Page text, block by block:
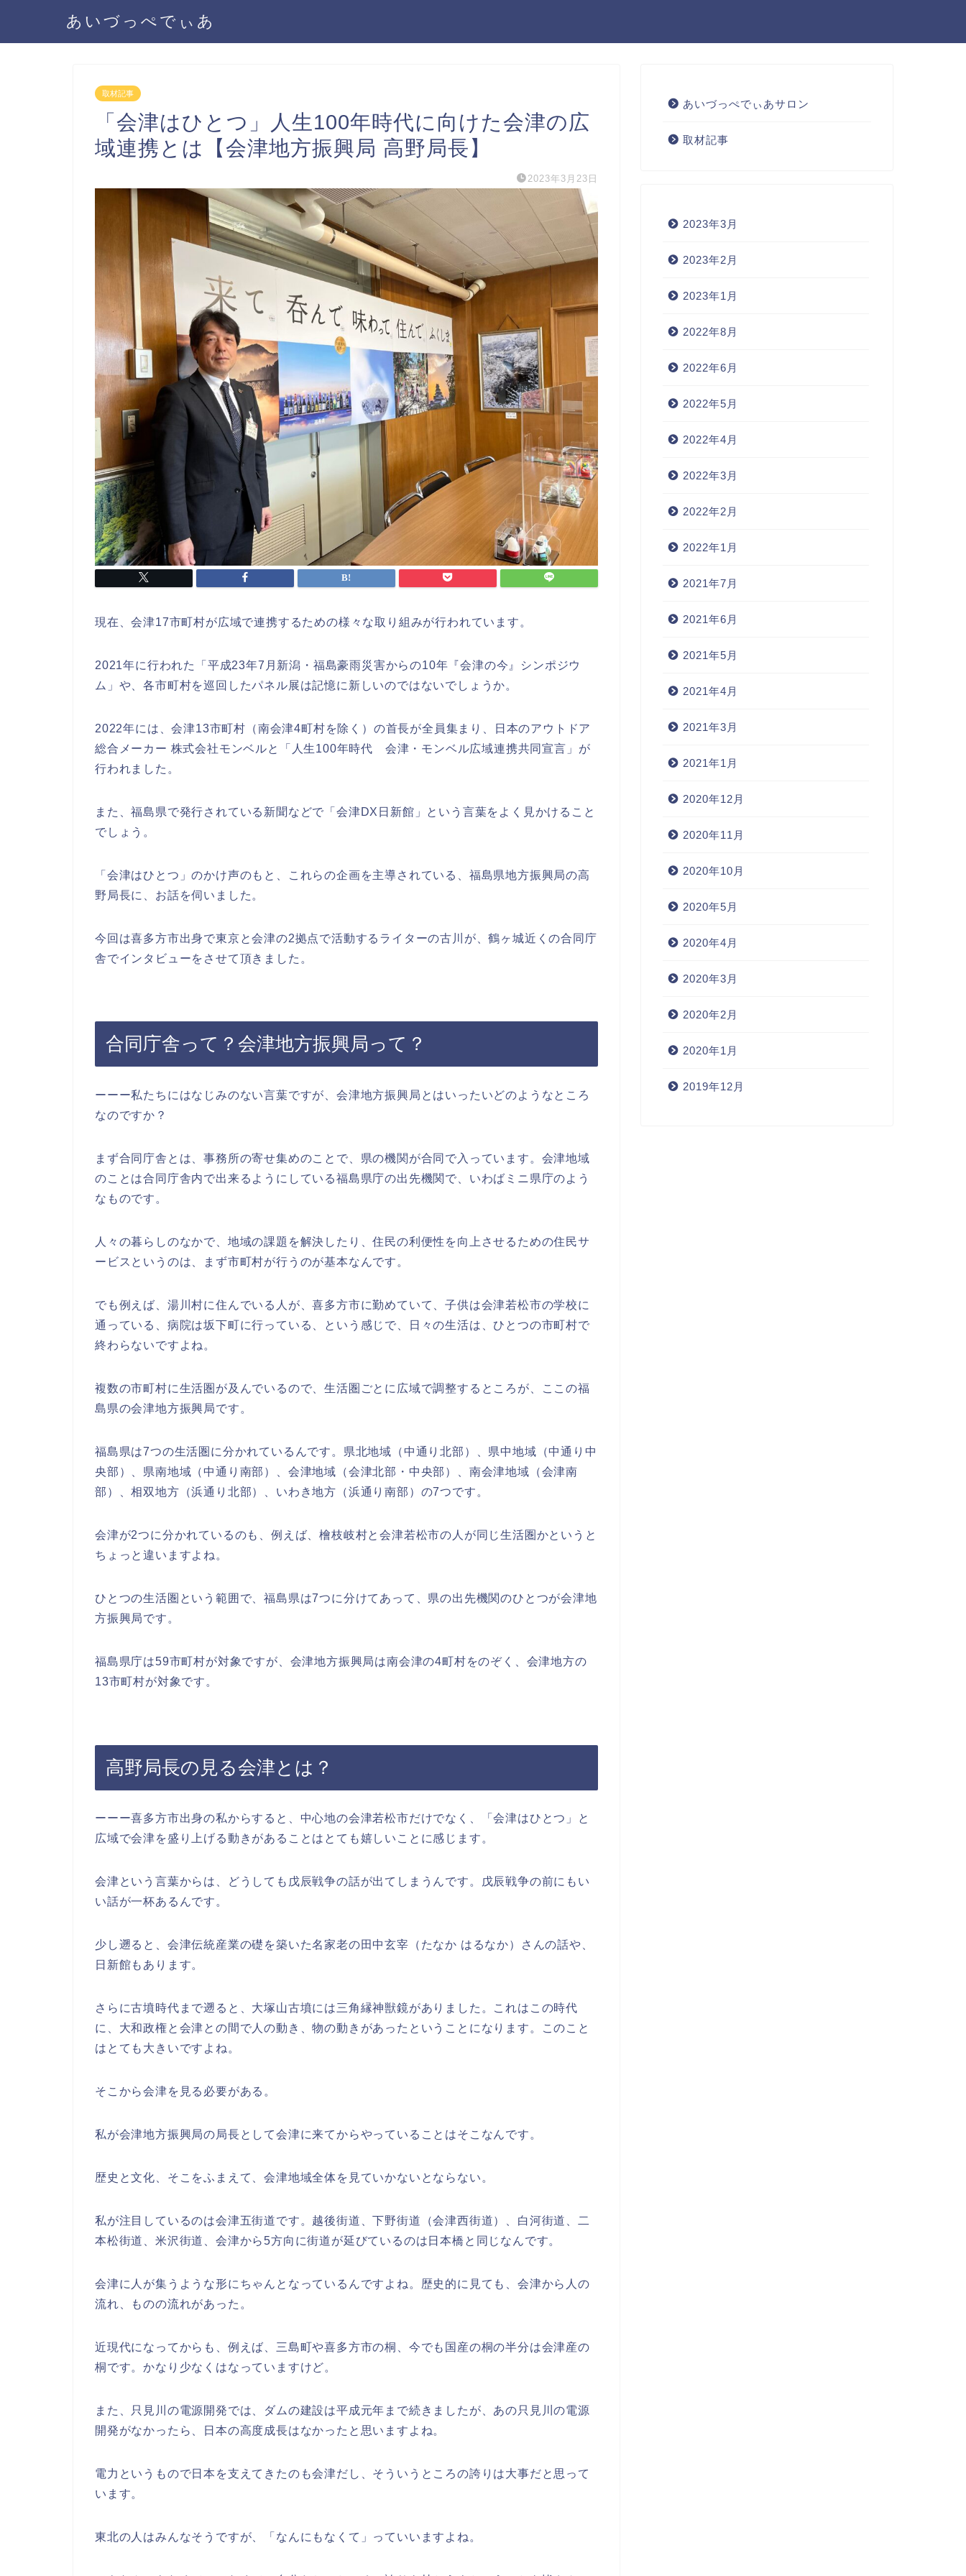
あいづっぺでぃあ
取材記事
「会津はひとつ」人生100年時代に向けた会津の広
域連携とは【会津地方振興局 高野局長】
2023年3月23日
現在、会津17市町村が広域で連携するための様々な取り組みが行われています。
2021年に行われた「平成23年7月新潟・福島豪雨災害からの10年『会津の今』シンポジウ
ム」や、各市町村を巡回したパネル展は記憶に新しいのではないでしょうか。
2022年には、会津13市町村（南会津4町村を除く）の首長が全員集まり、日本のアウトドア
総合メーカー 株式会社モンベルと「人生100年時代 会津・モンベル広域連携共同宣言」が
行われました。
また、福島県で発行されている新聞などで「会津DX日新館」という言葉をよく見かけること
でしょう。
「会津はひとつ」のかけ声のもと、これらの企画を主導されている、福島県地方振興局の高
野局長に、お話を伺いました。
今回は喜多方市出身で東京と会津の2拠点で活動するライターの古川が、鶴ヶ城近くの合同庁
舎でインタビューをさせて頂きました。
合同庁舎って？会津地方振興局って？
ーーー私たちにはなじみのない言葉ですが、会津地方振興局とはいったいどのようなところ
なのですか？
まず合同庁舎とは、事務所の寄せ集めのことで、県の機関が合同で入っています。会津地域
のことは合同庁舎内で出来るようにしている福島県庁の出先機関で、いわばミニ県庁のよう
なものです。
人々の暮らしのなかで、地域の課題を解決したり、住民の利便性を向上させるための住民サ
ービスというのは、まず市町村が行うのが基本なんです。
でも例えば、湯川村に住んでいる人が、喜多方市に勤めていて、子供は会津若松市の学校に
通っている、病院は坂下町に行っている、という感じで、日々の生活は、ひとつの市町村で
終わらないですよね。
複数の市町村に生活圏が及んでいるので、生活圏ごとに広域で調整するところが、ここの福
島県の会津地方振興局です。
福島県は7つの生活圏に分かれているんです。県北地域（中通り北部）、県中地域（中通り中
央部）、県南地域（中通り南部）、会津地域（会津北部・中央部）、南会津地域（会津南
部）、相双地方（浜通り北部）、いわき地方（浜通り南部）の7つです。
会津が2つに分かれているのも、例えば、檜枝岐村と会津若松市の人が同じ生活圏かというと
ちょっと違いますよね。
ひとつの生活圏という範囲で、福島県は7つに分けてあって、県の出先機関のひとつが会津地
方振興局です。
福島県庁は59市町村が対象ですが、会津地方振興局は南会津の4町村をのぞく、会津地方の
13市町村が対象です。
高野局長の見る会津とは？
ーーー喜多方市出身の私からすると、中心地の会津若松市だけでなく、「会津はひとつ」と
広域で会津を盛り上げる動きがあることはとても嬉しいことに感じます。
会津という言葉からは、どうしても戊辰戦争の話が出てしまうんです。戊辰戦争の前にもい
い話が一杯あるんです。
少し遡ると、会津伝統産業の礎を築いた名家老の田中玄宰（たなか はるなか）さんの話や、
日新館もあります。
さらに古墳時代まで遡ると、大塚山古墳には三角縁神獣鏡がありました。これはこの時代
に、大和政権と会津との間で人の動き、物の動きがあったということになります。このこと
はとても大きいですよね。
そこから会津を見る必要がある。
私が会津地方振興局の局長として会津に来てからやっていることはそこなんです。
歴史と文化、そこをふまえて、会津地域全体を見ていかないとならない。
私が注目しているのは会津五街道です。越後街道、下野街道（会津西街道）、白河街道、二
本松街道、米沢街道、会津から5方向に街道が延びているのは日本橋と同じなんです。
会津に人が集うような形にちゃんとなっているんですよね。歴史的に見ても、会津から人の
流れ、ものの流れがあった。
近現代になってからも、例えば、三島町や喜多方市の桐、今でも国産の桐の半分は会津産の
桐です。かなり少なくはなっていますけど。
また、只見川の電源開発では、ダムの建設は平成元年まで続きましたが、あの只見川の電源
開発がなかったら、日本の高度成長はなかったと思いますよね。
電力というもので日本を支えてきたのも会津だし、そういうところの誇りは大事だと思って
います。
東北の人はみんなそうですが、「なんにもなくて」っていいますよね。
あいづっぺでぃあサロン
取材記事
2023年3月
2023年2月
2023年1月
2022年8月
2022年6月
2022年5月
2022年4月
2022年3月
2022年2月
2022年1月
2021年7月
2021年6月
2021年5月
2021年4月
2021年3月
2021年1月
2020年12月
2020年11月
2020年10月
2020年5月
2020年4月
2020年3月
2020年2月
2020年1月
2019年12月